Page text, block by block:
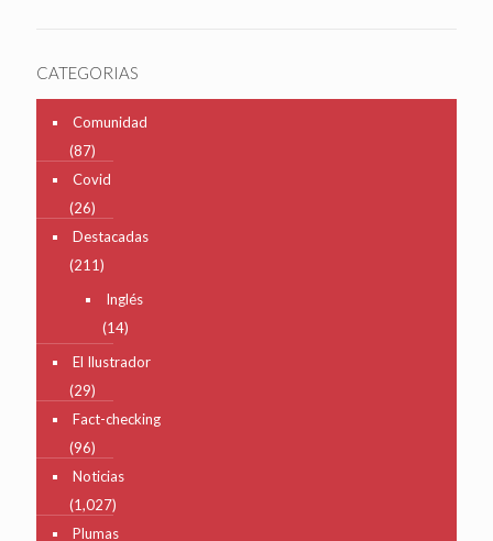
CATEGORIAS
Comunidad
(87)
Covid
(26)
Destacadas
(211)
Inglés
(14)
El Ilustrador
(29)
Fact-checking
(96)
Noticias
(1,027)
Plumas